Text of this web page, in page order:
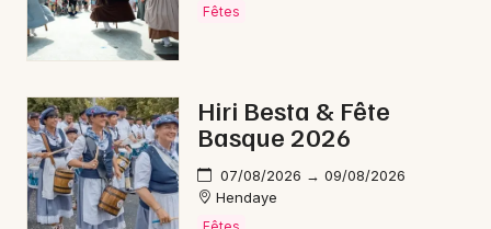
Fêtes
Hiri Besta & Fête
Basque 2026
07/08/2026 → 09/08/2026
Hendaye